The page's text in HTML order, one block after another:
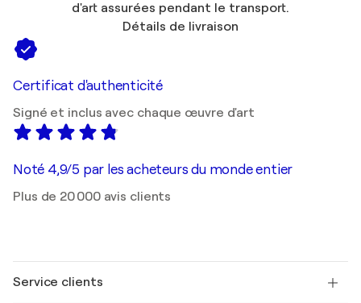
d'art assurées pendant le transport.
Détails de livraison
Certificat d'authenticité
Signé et inclus avec chaque œuvre d'art
Noté 4,9/5 par les acheteurs du monde entier
Plus de 20 000 avis clients
Service clients